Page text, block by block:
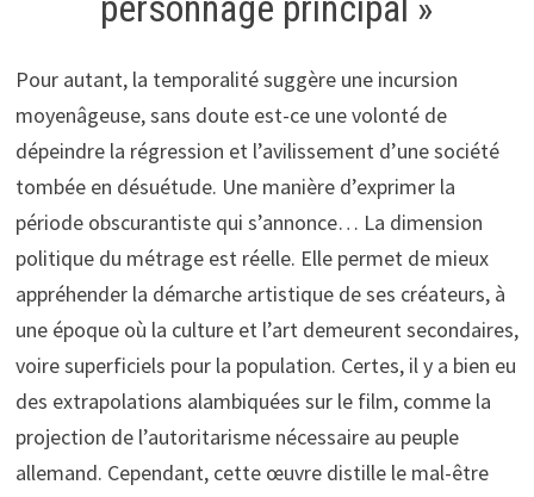
Pour autant, la temporalité suggère une incursion
moyenâgeuse, sans doute est-ce une volonté de
dépeindre la régression et l’avilissement d’une société
tombée en désuétude. Une manière d’exprimer la
période obscurantiste qui s’annonce… La dimension
politique du métrage est réelle. Elle permet de mieux
appréhender la démarche artistique de ses créateurs, à
une époque où la culture et l’art demeurent secondaires,
voire superficiels pour la population. Certes, il y a bien eu
des extrapolations alambiquées sur le film, comme la
projection de l’autoritarisme nécessaire au peuple
allemand. Cependant, cette œuvre distille le mal-être